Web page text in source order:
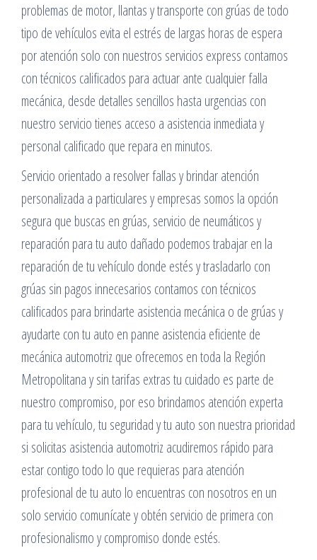
problemas de motor, llantas y transporte con grúas de todo
tipo de vehículos evita el estrés de largas horas de espera
por atención solo con nuestros servicios express contamos
con técnicos calificados para actuar ante cualquier falla
mecánica, desde detalles sencillos hasta urgencias con
nuestro servicio tienes acceso a asistencia inmediata y
personal calificado que repara en minutos.
Servicio orientado a resolver fallas y brindar atención
personalizada a particulares y empresas somos la opción
segura que buscas en grúas, servicio de neumáticos y
reparación para tu auto dañado podemos trabajar en la
reparación de tu vehículo donde estés y trasladarlo con
grúas sin pagos innecesarios contamos con técnicos
calificados para brindarte asistencia mecánica o de grúas y
ayudarte con tu auto en panne asistencia eficiente de
mecánica automotriz que ofrecemos en toda la Región
Metropolitana y sin tarifas extras tu cuidado es parte de
nuestro compromiso, por eso brindamos atención experta
para tu vehículo, tu seguridad y tu auto son nuestra prioridad
si solicitas asistencia automotriz acudiremos rápido para
estar contigo todo lo que requieras para atención
profesional de tu auto lo encuentras con nosotros en un
solo servicio comunícate y obtén servicio de primera con
profesionalismo y compromiso donde estés.